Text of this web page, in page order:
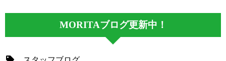
MORITAブログ更新中！